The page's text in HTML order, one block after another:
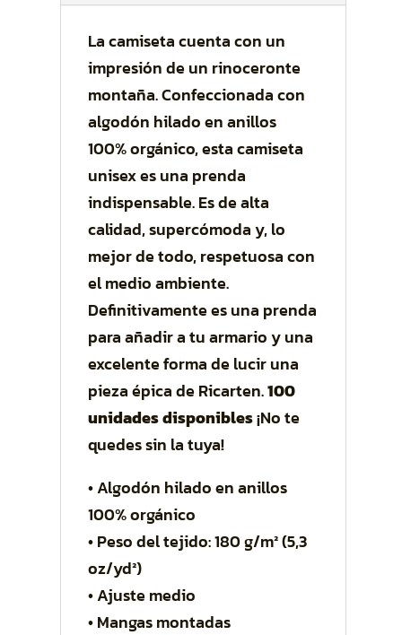
La camiseta cuenta con un
impresión de un rinoceronte
montaña. Confeccionada con
algodón hilado en anillos
100% orgánico, esta camiseta
unisex es una prenda
indispensable. Es de alta
calidad, supercómoda y, lo
mejor de todo, respetuosa con
el medio ambiente.
Definitivamente es una prenda
para añadir a tu armario y una
excelente forma de lucir una
pieza épica de Ricarten.100
unidades disponibles¡No te
quedes sin la tuya!
• Algodón hilado en anillos
100% orgánico
• Peso del tejido: 180 g/m² (5,3
oz/yd²)
• Ajuste medio
• Mangas montadas